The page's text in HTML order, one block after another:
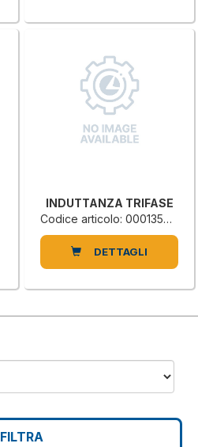
INDUTTANZA TRIFASE
Codice articolo: 0001357699G
DETTAGLI
FILTRA